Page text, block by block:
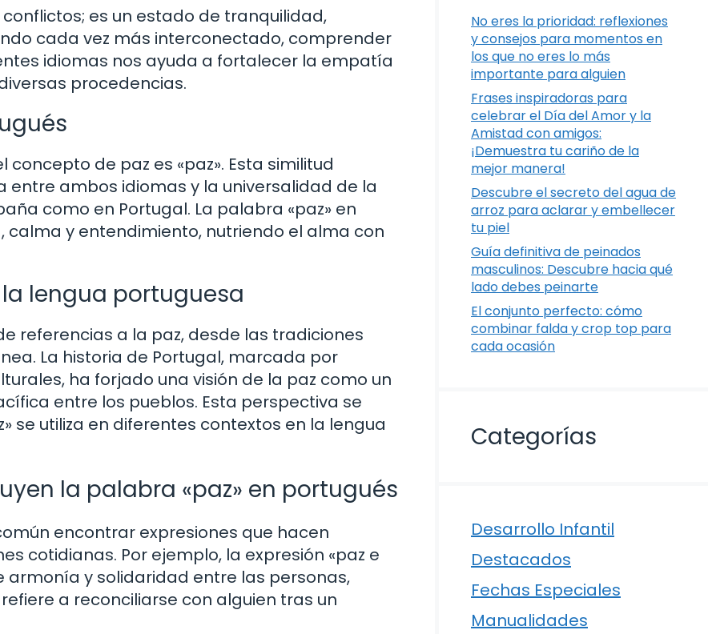
es un estado de tranquilidad,
cada vez más interconectado, comprender
idiomas nos ayuda a fortalecer la empatía
procedencias.
de paz es «paz». Esta similitud
ambos idiomas y la universalidad de la
como en Portugal. La palabra «paz» en
y entendimiento, nutriendo el alma con
lengua portuguesa
referencias a la paz, desde las tradiciones
La historia de Portugal, marcada por
ha forjado una visión de la paz como un
entre los pueblos. Esta perspectiva se
se utiliza en diferentes contextos en la lengua
la palabra «paz» en portugués
encontrar expresiones que hacen
cotidianas. Por ejemplo, la expresión «paz e
armonía y solidaridad entre las personas,
a reconciliarse con alguien tras un
No eres la prioridad: reflexiones
y consejos para momentos en
los que no eres lo más
importante para alguien
Frases inspiradoras para
celebrar el Día del Amor y la
Amistad con amigos:
¡Demuestra tu cariño de la
mejor manera!
Descubre el secreto del agua de
arroz para aclarar y embellecer
tu piel
Guía definitiva de peinados
masculinos: Descubre hacia qué
lado debes peinarte
El conjunto perfecto: cómo
combinar falda y crop top para
cada ocasión
Categorías
Desarrollo Infantil
Destacados
Fechas Especiales
Manualidades